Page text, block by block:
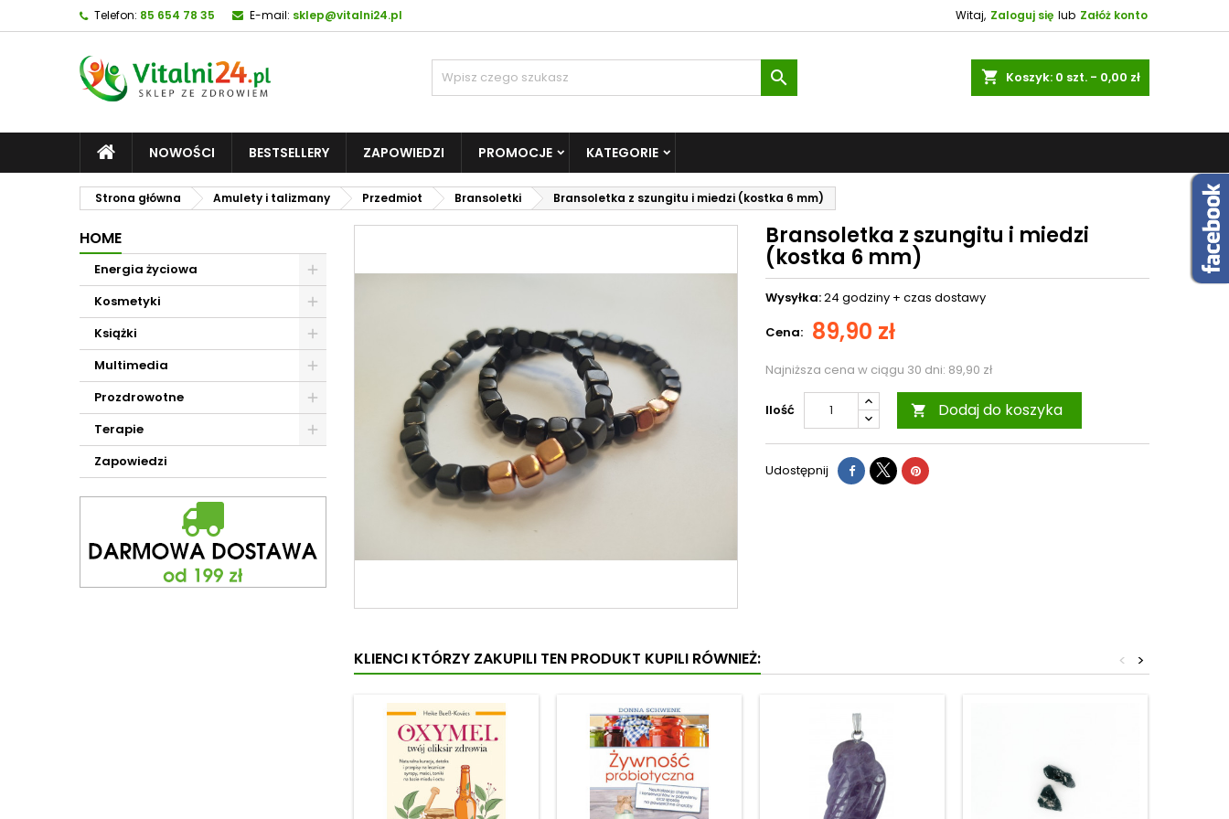
Telefon: 85 654 78 35 E-mail: sklep@vitalni24.pl Witaj, Zaloguj się lub Załóż konto
shopping_cart Koszyk: 0 szt. - 0,00 zł

NOWOŚCI BESTSELLERY ZAPOWIEDZI PROMOCJE KATEGORIE
Strona główna Amulety i talizmany Przedmiot Bransoletki Bransoletka z szungitu i miedzi (kostka 6 mm)
HOME
Energia życiowa
Kosmetyki
Książki
Multimedia
Prozdrowotne
Terapie
Zapowiedzi
Bransoletka z szungitu i miedzi
(kostka 6 mm)
Wysyłka:24 godziny + czas dostawy
Cena: 89,90 zł
Najniższa cena w ciągu 30 dni: 89,90 zł
Ilość  Dodaj do koszyka
Udostępnij
KLIENCI KTÓRZY ZAKUPILI TEN PRODUKT KUPILI RÓWNIEŻ: >
<